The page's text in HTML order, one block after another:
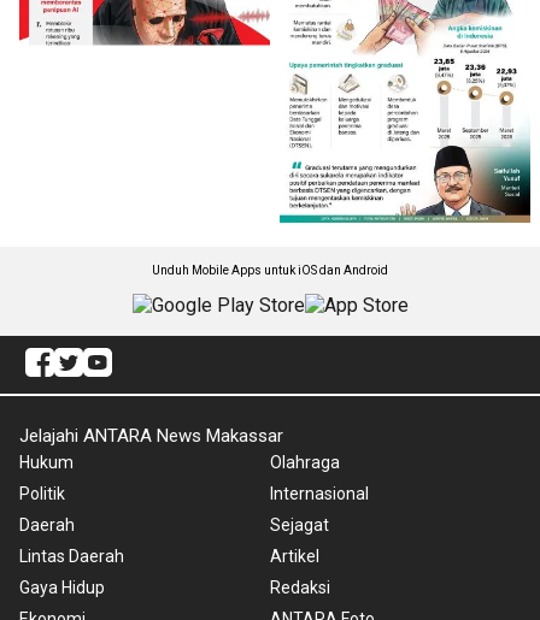
Unduh Mobile Apps untuk iOS dan Android
Jelajahi ANTARA News Makassar
Hukum
Politik
Daerah
Lintas Daerah
Gaya Hidup
Olahraga
Internasional
Sejagat
Artikel
Redaksi